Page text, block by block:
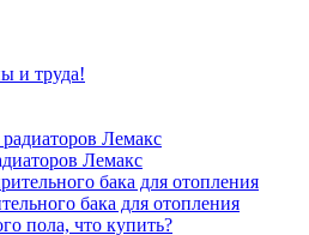
и труда!
Лемакс
бака для отопления